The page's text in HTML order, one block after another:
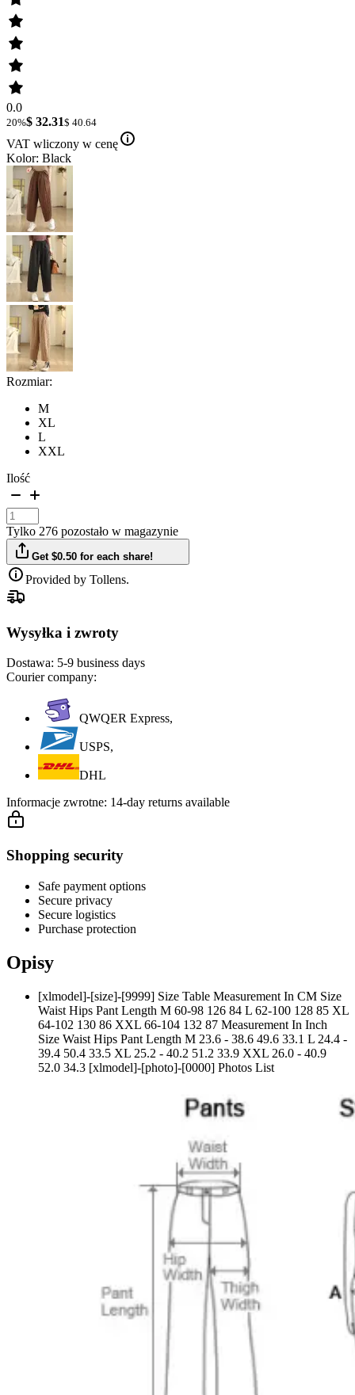
0.0
20%$ 32.31$ 40.64
VAT wliczony w cenę
Kolor: Black
Rozmiar:
M
XL
L
XXL
Ilość
Tylko 276 pozostało w magazynie
Get $0.50 for each share!
Provided by Tollens.
Wysyłka i zwroty
Dostawa: 5-9 business days
Courier company:
QWQER Express,
USPS,
DHL
Informacje zwrotne: 14-day returns available
Shopping security
Safe payment options
Secure privacy
Secure logistics
Purchase protection
Opisy
[xlmodel]-[size]-[9999] Size Table Measurement In CM Size
Waist Hips Pant Length M 60-98 126 84 L 62-100 128 85 XL
64-102 130 86 XXL 66-104 132 87 Measurement In Inch
Size Waist Hips Pant Length M 23.6 - 38.6 49.6 33.1 L 24.4 -
39.4 50.4 33.5 XL 25.2 - 40.2 51.2 33.9 XXL 26.0 - 40.9
52.0 34.3 [xlmodel]-[photo]-[0000] Photos List